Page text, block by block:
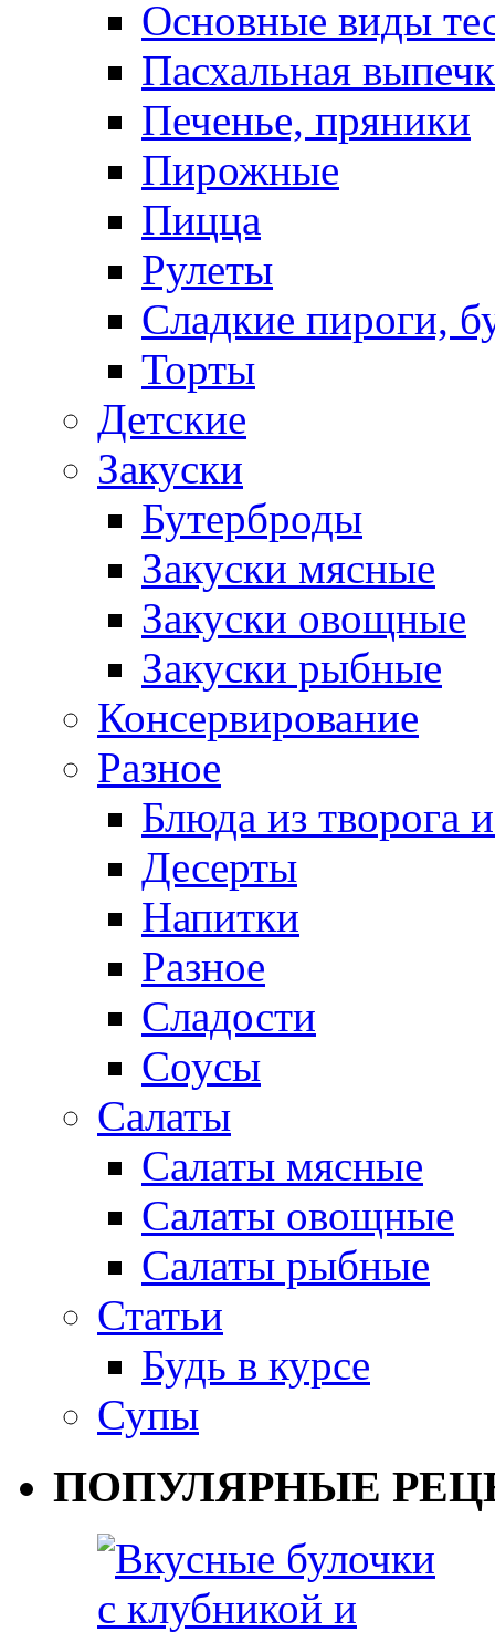
Основные виды
Пасхальная
Печенье, пряники
Пирожные
Пицца
Рулеты
Сладкие пироги,
Торты
Детские
Закуски
Бутерброды
Закуски мясные
Закуски овощные
Закуски рыбные
Консервирование
Разное
Блюда из творога
Десерты
Напитки
Разное
Сладости
Соусы
Салаты
Салаты мясные
Салаты овощные
Салаты рыбные
Статьи
Будь в курсе
Супы
ПОПУЛЯРНЫЕ